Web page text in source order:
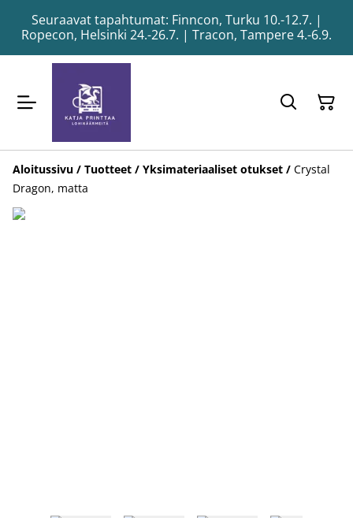
Seuraavat tapahtumat: Finncon, Turku 10.-12.7. |
Ropecon, Helsinki 24.-26.7. | Tracon, Tampere 4.-6.9.
Aloitussivu / Tuotteet / Yksimateriaaliset otukset / Crystal
Dragon, matta